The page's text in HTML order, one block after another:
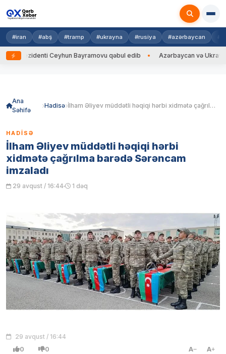
#iran #abş #tramp #ukrayna #rusiya #azərbaycan
Ceyhun Bayramovu qəbul edib Azərbaycan və Ukrayna XİN
Ana
Səhifə
Hadisə İlham Əliyev müddətli həqiqi hərbi xidmətə çağrılma barədə Sərəncam imzaladı
HADISƏ
İlham Əliyev müddətli həqiqi hərbi
xidmətə çağrılma barədə Sərəncam
imzaladı
29 avqust / 16:44 1 dəq
29 avqust / 16:44
0 0 A A